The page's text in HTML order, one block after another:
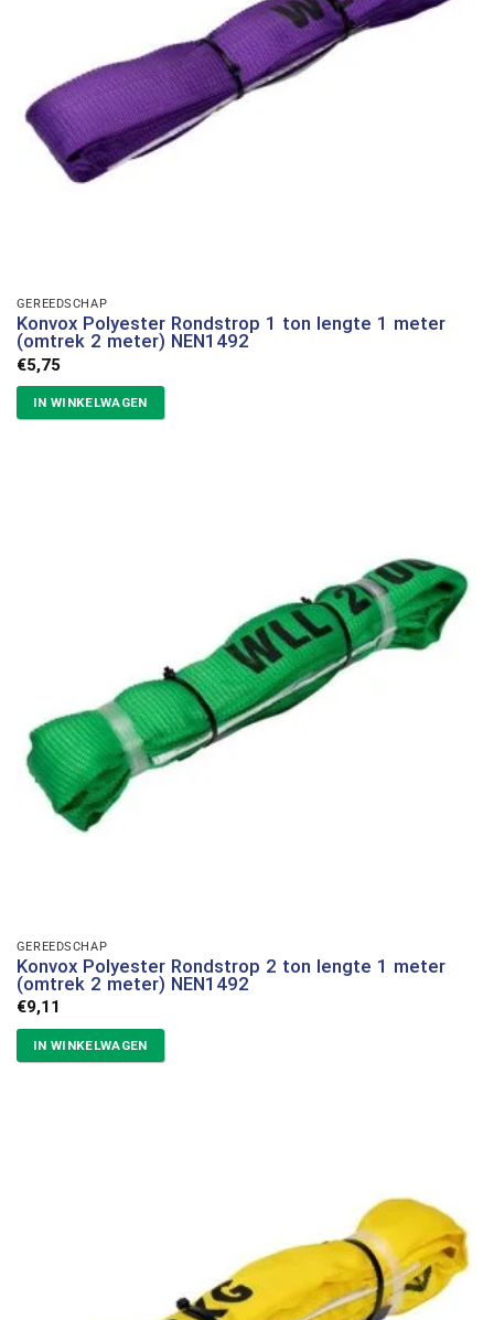
GEREEDSCHAP
Konvox Polyester Rondstrop 1 ton lengte 1 meter
(omtrek 2 meter) NEN1492
€5,75
IN WINKELWAGEN
GEREEDSCHAP
Konvox Polyester Rondstrop 2 ton lengte 1 meter
(omtrek 2 meter) NEN1492
€9,11
IN WINKELWAGEN